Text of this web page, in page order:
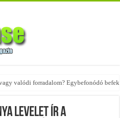
– nézd meg, milyen stílusokhoz illenek!
levelet ír a